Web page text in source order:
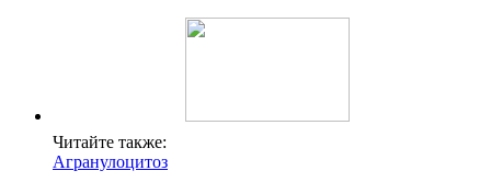
Читайте также:
Агранулоцитоз